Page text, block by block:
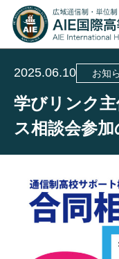
2025.06.10 お知
学びリンク
ス相談会参